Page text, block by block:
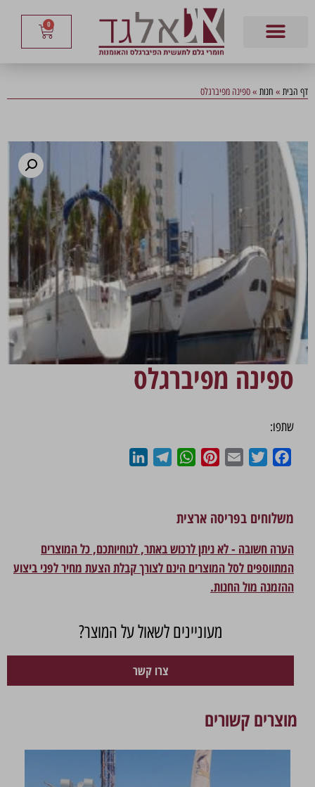
0
דף הבית » חנות »ספינה מפיברגלס
ספינה מפיברגלס
שתפו:
Facebook
Twitter
Email
Pinterest
WhatsApp
Telegram
משלוחים בפריסה ארצית
הערה חשובה - לא ניתן לרכוש באתר, לנוחיותכם, כל המוצרים
המתווספים לסל המוצרים הינם לצורך קבלת הצעת מחיר לפני ביצוע
ההזמנה מול החנות.
מעוניינים לשאול על המוצר?
צרו קשר
מוצרים קשורים